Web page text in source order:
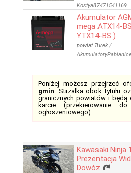
Kostya87471541169
Akumulator
mega ATX14-
YTX14-BS )
powiat Turek/
Poniżej możesz przejrzeć
gmin. Strzałka obok tytułu
granicznych powiatów i będą
karcie (przekierowanie
ogłoszeniowego).
Kawasaki Ninja
Prezentacja
Dowóz